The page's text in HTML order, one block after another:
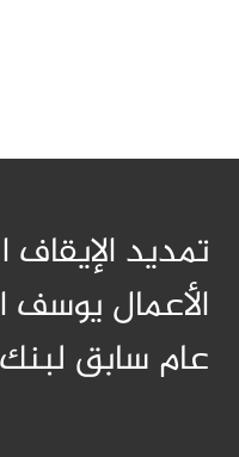
تمديد
الأعمال يوسف
عام سابق